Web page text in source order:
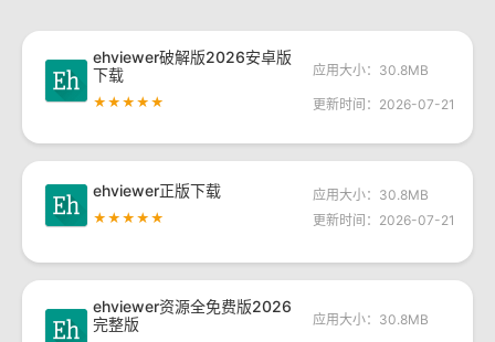
ehviewer破解版2026安卓版
下载
★★★★★
应用大小：30.8MB
更新时间：2026-07-21
ehviewer正版下载
★★★★★
应用大小：30.8MB
更新时间：2026-07-21
ehviewer资源全免费版2026
完整版
应用大小：30.8MB